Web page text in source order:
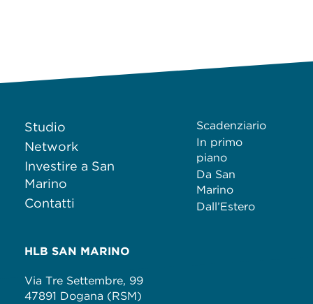
Studio
Network
Investire a San
Marino
Contatti
Scadenziario
In primo
piano
Da San
Marino
Dall’Estero
HLB SAN MARINO
Via Tre Settembre, 99
47891 Dogana (RSM)